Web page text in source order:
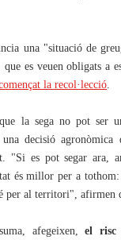
una "situació de
que es veuen obligats a
la recol·lecció
que la sega no pot ser
una decisió agronòmica
"Si es pot segar ara,
és millor per a
per al territori", afirmen
afegeixen, el risc